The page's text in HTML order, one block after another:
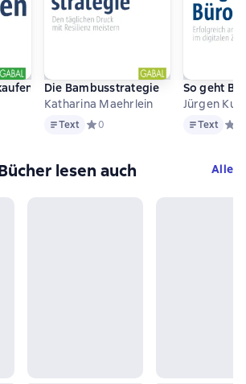
0 на основе 0 оценок
Die Bambusstrategie
Katharina Maehrlein
TextText Средний рейтинг 0 на основе 0
0
So geht
Jürgen
TextText
lesen auch Alle